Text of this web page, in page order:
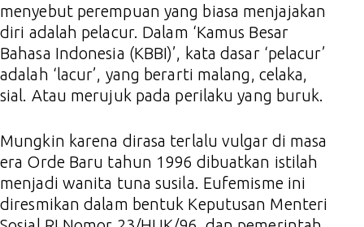
menyebut perempuan yang biasa menjajakan
diri adalah pelacur. Dalam ‘Kamus Besar
Bahasa Indonesia (KBBI)’, kata dasar ‘pelacur’
adalah ‘lacur’, yang berarti malang, celaka,
sial. Atau merujuk pada perilaku yang buruk.
Mungkin karena dirasa terlalu vulgar di masa
era Orde Baru tahun 1996 dibuatkan istilah
menjadi wanita tuna susila. Eufemisme ini
diresmikan dalam bentuk Keputusan Menteri